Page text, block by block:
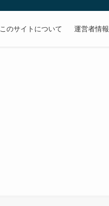
このサイトについて 運営者情報